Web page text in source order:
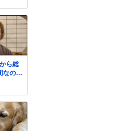
先キ
ん
。 #
ら総
なのに
プン